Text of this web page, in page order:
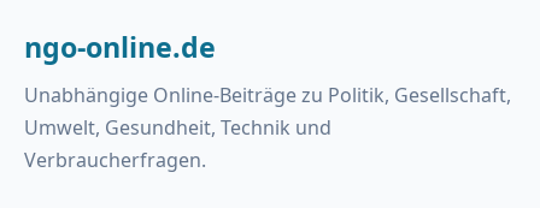
ngo-online.de
Unabhängige Online-Beiträge zu Politik, Gesellschaft,
Umwelt, Gesundheit, Technik und
Verbraucherfragen.